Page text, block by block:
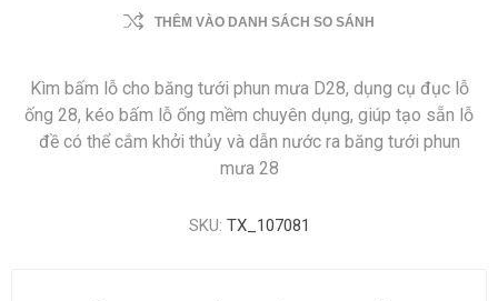
THÊM VÀO DANH SÁCH SO SÁNH
Kìm bấm lỗ cho băng tưới phun mưa D28, dụng cụ đục lỗ
ống 28, kéo bấm lỗ ống mềm chuyên dụng, giúp tạo sẵn lỗ
đề có thể cắm khởi thủy và dẫn nước ra băng tưới phun
mưa 28
SKU: TX_107081